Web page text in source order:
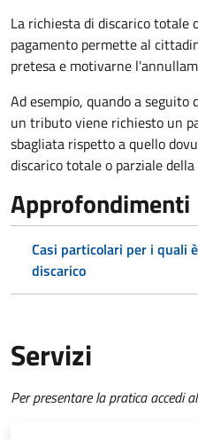
La richiesta di discarico totale
pagamento permette al
pretesa e motivarne
Ad esempio, quando a
un tributo viene richiesto un
sbagliata rispetto a quello
discarico totale o parziale
Approfondimenti
Casi particolari per i quali
discarico
Servizi
Per presentare la pratica accedi